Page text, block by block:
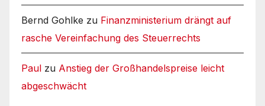
Bernd Gohlke zu Finanzministerium drängt auf
rasche Vereinfachung des Steuerrechts
Paul zu Anstieg der Großhandelspreise leicht
abgeschwächt